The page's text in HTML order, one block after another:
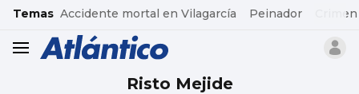
common.go-to-content
Temas Accidente mortal en Vilagarcía Peinador
header.menu.open
Risto Mejide